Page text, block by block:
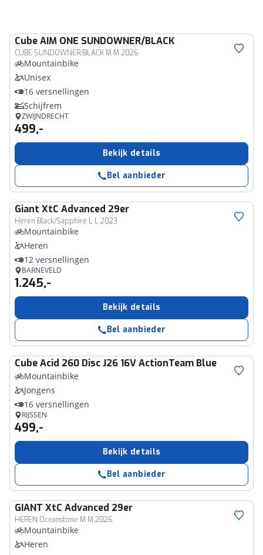
CubeAIM ONE SUNDOWNER/BLACK
CUBE SUNDOWNER/BLACK M M 2026
Mountainbike
Unisex
16 versnellingen
Schijfrem
ZWIJNDRECHT
499,-
Bekijk details
Bel aanbieder
Giant XtC Advanced 29er
Heren Black/Sapphire L L 2023
Mountainbike
Heren
12 versnellingen
BARNEVELD
1.245,-
Bekijk details
Bel aanbieder
CubeAcid 260 Disc J26 16V ActionTeam Blue
Mountainbike
Jongens
16 versnellingen
RIJSSEN
499,-
Bekijk details
Bel aanbieder
GIANT XtC Advanced 29er
HEREN Oceanstone M M 2026
Mountainbike
Heren